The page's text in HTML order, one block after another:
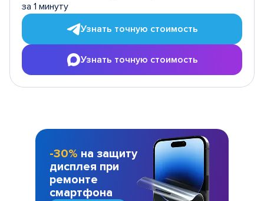
за 1 минуту
Узнать точную стоимость
Узнать точную стоимость
-30% на защиту
дисплея при
ремонте
смартфона